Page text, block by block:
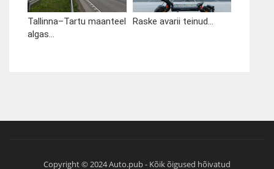
Tallinna–Tartu maanteel
algas...
Raske avarii teinud...
Copyright © 2024 Auto.pub - Kõik õigused hõivatud